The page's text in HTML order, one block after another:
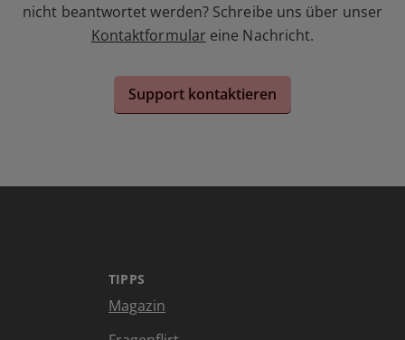
nicht beantwortet werden? Schreibe uns über unser
Kontaktformular eine Nachricht.
Support kontaktieren
TIPPS
Magazin